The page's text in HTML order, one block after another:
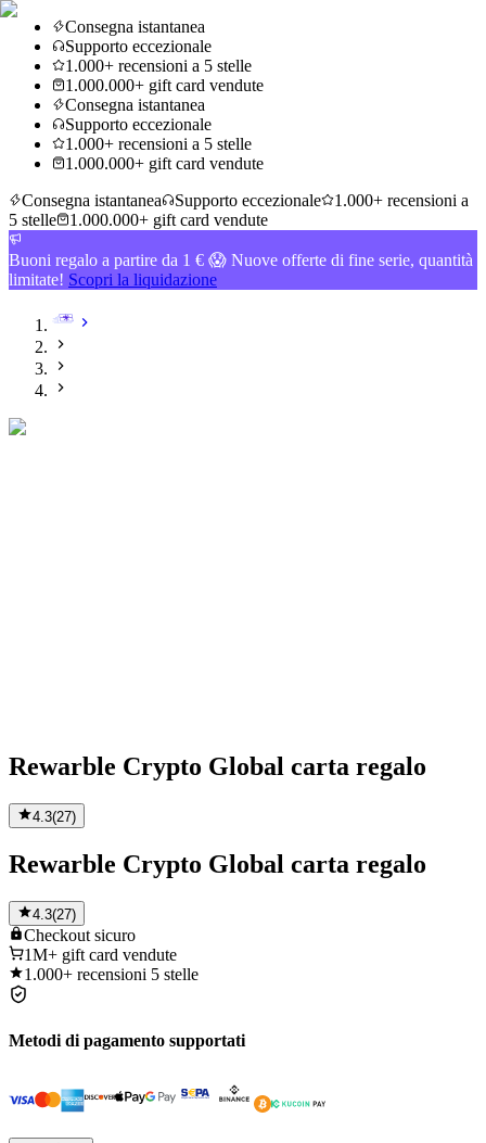
Consegna istantanea
Supporto eccezionale
1.000+ recensioni a 5 stelle
1.000.000+ gift card vendute
Consegna istantanea
Supporto eccezionale
1.000+ recensioni a 5 stelle
1.000.000+ gift card vendute
Consegna istantanea
Supporto eccezionale
1.000+ recensioni a
5 stelle
1.000.000+ gift card vendute
Buoni regalo a partire da 1 € 😱 Nuove offerte di fine serie, quantità
limitate! Scopri la liquidazione
Rewarble Crypto Global carta regalo
4.3(27)
Rewarble Crypto Global carta regalo
4.3(27)
Checkout sicuro
1M+ gift card vendute
1.000+ recensioni 5 stelle
Metodi di pagamento supportati